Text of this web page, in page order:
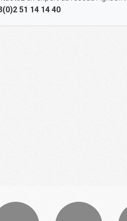
51 14 14 40